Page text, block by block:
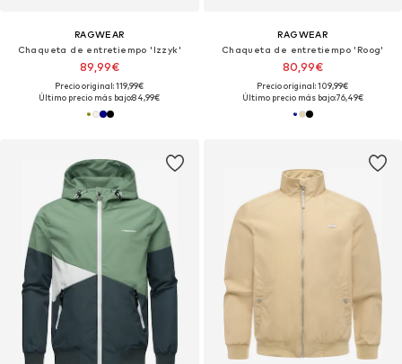
RAGWEAR
Chaqueta de entretiempo 'Izzyk'
89,99€
Precio original: 119,99€
Último precio más bajo:84,99€
RAGWEAR
Chaqueta de entretiempo 'Roog'
80,99€
Precio original: 109,99€
Último precio más bajo:76,49€